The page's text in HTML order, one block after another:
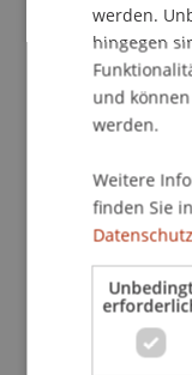
Architektur
und
und
Liechtenstein.
An
Arbeiten
begleiten die
Studierenden
werden.
hingegen
und
werden.
Weitere
finden Sie